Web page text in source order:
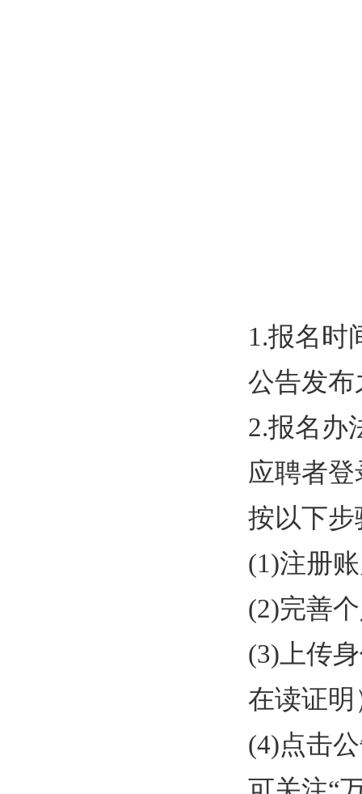
1.报名时
公告发
2.报名办
应聘者
按以下
(1)注册
(2)完善
(3)上传
在读证
(4)点击